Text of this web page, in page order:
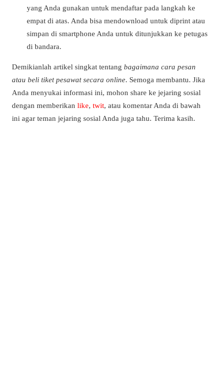
yang Anda gunakan untuk mendaftar pada langkah ke
empat di atas. Anda bisa mendownload untuk diprint atau
simpan di smartphone Anda untuk ditunjukkan ke petugas
di bandara.
Demikianlah artikel singkat tentang bagaimana cara pesan
atau beli tiket pesawat secara online. Semoga membantu. Jika
Anda menyukai informasi ini, mohon share ke jejaring sosial
dengan memberikan like, twit, atau komentar Anda di bawah
ini agar teman jejaring sosial Anda juga tahu. Terima kasih.